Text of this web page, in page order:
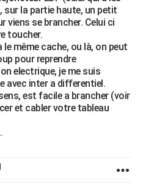
sur la partie haute, un petit
viens se brancher. Celui ci
toucher.
même cache, ou là, on peut
pour reprendre
electrique, je me suis
avec inter a differentiel.
est facile a brancher (voir
et cabler votre tableau